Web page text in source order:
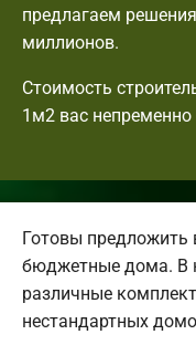
предлагаем
миллионов.
Стоимость
1м2 вас непременно
Готовы предложить
бюджетные дома. В
различные
нестандартных